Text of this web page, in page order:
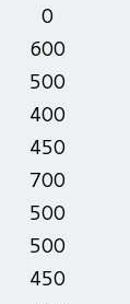
0
600
500
400
450
700
500
500
450